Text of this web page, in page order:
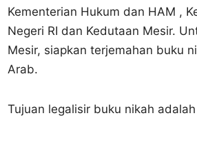
Kementerian Hukum dan HAM ,
Negeri RI dan Kedutaan Mesir.
Mesir, siapkan terjemahan buku
Arab.
Tujuan legalisir buku nikah